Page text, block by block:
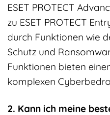
ESET PROTECT
zu ESET PROTECT
durch Funktionen wie
Schutz und
Funktionen bieten
komplexen
2. Kann ich meine